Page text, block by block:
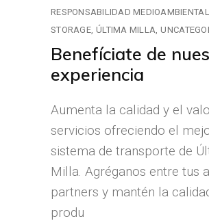
RESPONSABILIDAD MEDIOAMBIENTAL
STORAGE ÚLTIMA MILLA
Benefíciate de
experiencia
Aumenta la calidad y el
servicios ofreciendo el
sistema de transporte de
Milla. Agréganos entre tus
partners y mantén la
produ